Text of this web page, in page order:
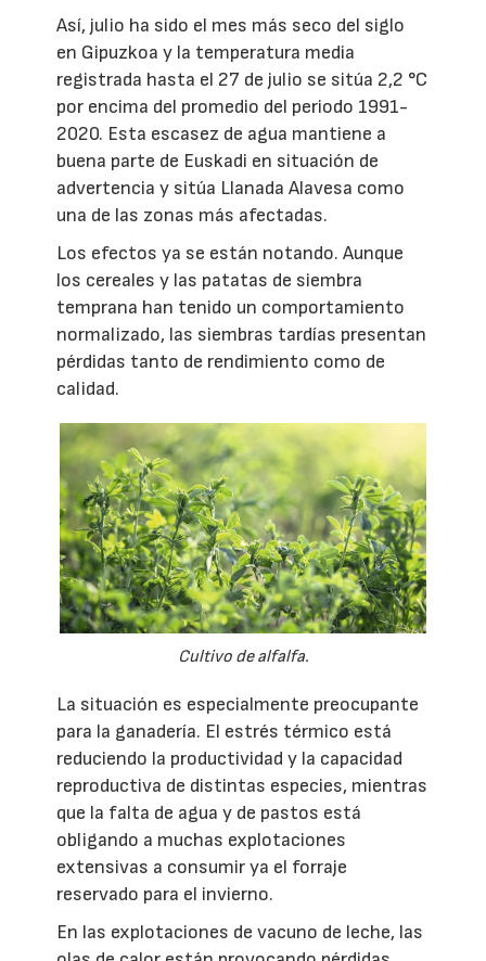
Así, julio ha sido el mes más seco del siglo
en Gipuzkoa y la temperatura media
registrada hasta el 27 de julio se sitúa 2,2 °C
por encima del promedio del periodo 1991-
2020. Esta escasez de agua mantiene a
buena parte de Euskadi en situación de
advertencia y sitúa Llanada Alavesa como
una de las zonas más afectadas.
Los efectos ya se están notando. Aunque
los cereales y las patatas de siembra
temprana han tenido un comportamiento
normalizado, las siembras tardías presentan
pérdidas tanto de rendimiento como de
calidad.
Cultivo de alfalfa.
La situación es especialmente preocupante
para la ganadería. El estrés térmico está
reduciendo la productividad y la capacidad
reproductiva de distintas especies, mientras
que la falta de agua y de pastos está
obligando a muchas explotaciones
extensivas a consumir ya el forraje
reservado para el invierno.
En las explotaciones de vacuno de leche, las